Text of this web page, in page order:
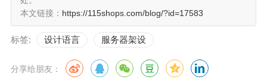
本文链接： https://115shops.com/blog/?id=17583
标签: 设计语言 服务器架设
分享给朋友：